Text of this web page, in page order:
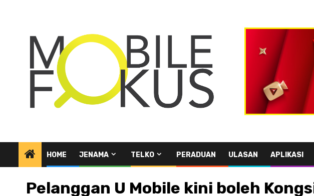
HOME JENAMA TELKO PERADUAN ULASAN APLIKASI
Pelanggan U Mobile kini boleh